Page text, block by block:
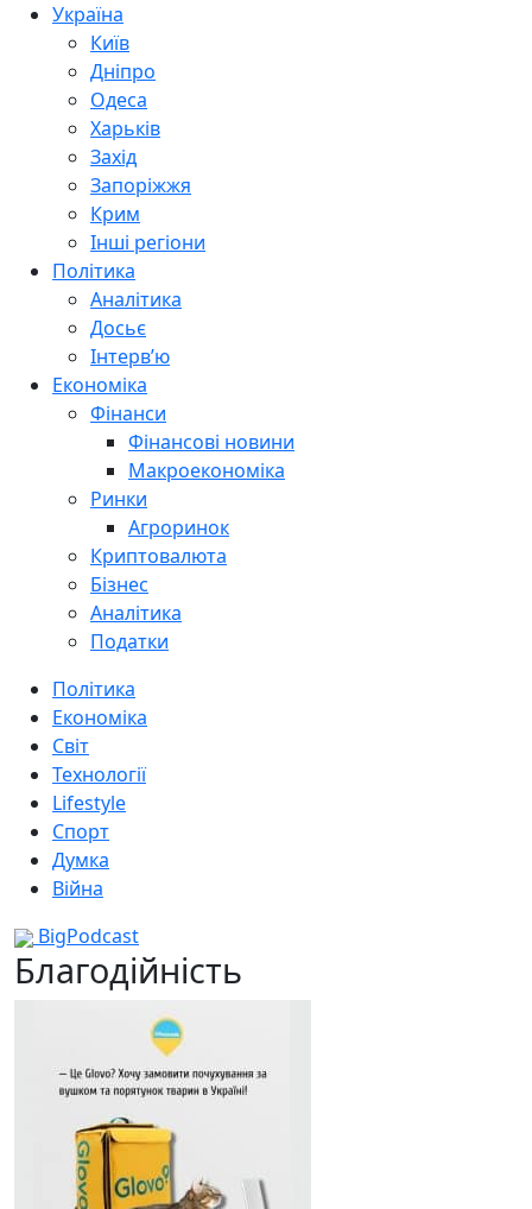
Україна
Київ
Дніпро
Одеса
Харьків
Захід
Запоріжжя
Крим
Інші регіони
Політика
Аналітика
Досьє
Інтерв’ю
Економіка
Фінанси
Фінансові новини
Макроекономіка
Ринки
Агроринок
Криптовалюта
Бізнес
Аналітика
Податки
Політика
Економіка
Світ
Технології
Lifestyle
Спорт
Думка
Війна
BigPodcast
Благодійність